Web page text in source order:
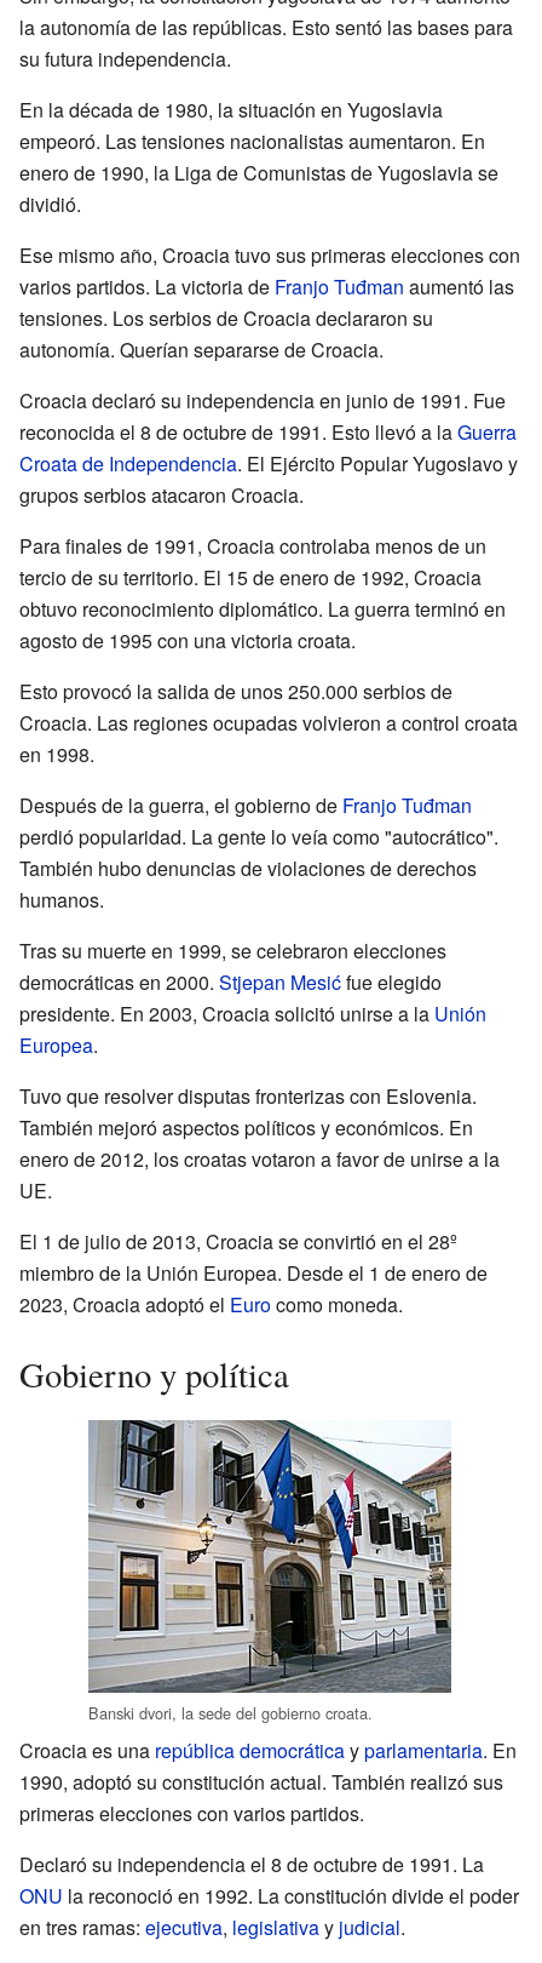
la autonomía de las repúblicas. Esto sentó las bases para
su futura independencia.
En la década de 1980, la situación en Yugoslavia
empeoró. Las tensiones nacionalistas aumentaron. En
enero de 1990, la Liga de Comunistas de Yugoslavia se
dividió.
Ese mismo año, Croacia tuvo sus primeras elecciones con
varios partidos. La victoria de Franjo Tuđman aumentó las
tensiones. Los serbios de Croacia declararon su
autonomía. Querían separarse de Croacia.
Croacia declaró su independencia en junio de 1991. Fue
reconocida el 8 de octubre de 1991. Esto llevó a laGuerra
Croata de Independencia. El Ejército Popular Yugoslavo y
grupos serbios atacaron Croacia.
Para finales de 1991, Croacia controlaba menos de un
tercio de su territorio. El 15 de enero de 1992, Croacia
obtuvo reconocimiento diplomático. La guerra terminó en
agosto de 1995 con una victoria croata.
Esto provocó la salida de unos 250.000 serbios de
Croacia. Las regiones ocupadas volvieron a control croata
en 1998.
Después de la guerra, el gobierno de Franjo Tuđman
perdió popularidad. La gente lo veía como "autocrático".
También hubo denuncias de violaciones de derechos
humanos.
Tras su muerte en 1999, se celebraron elecciones
democráticas en 2000. Stjepan Mesićfue elegido
presidente. En 2003, Croacia solicitó unirse a la Unión
Europea.
Tuvo que resolver disputas fronterizas con Eslovenia.
También mejoró aspectos políticos y económicos. En
enero de 2012, los croatas votaron a favor de unirse a la
UE.
El 1 de julio de 2013, Croacia se convirtió en el 28º
miembro de la Unión Europea. Desde el 1 de enero de
2023, Croacia adoptó el Eurocomo moneda.
Gobierno y política
Banski dvori, la sede del gobierno croata.
Croacia es una repúblicademocráticayparlamentaria. En
1990, adoptó su constitución actual. También realizó sus
primeras elecciones con varios partidos.
Declaró su independencia el 8 de octubre de 1991. La
ONU la reconoció en 1992. La constitución divide el poder
en tres ramas: ejecutiva, legislativay judicial.